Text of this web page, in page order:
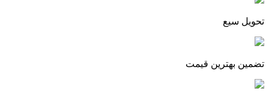
تحویل سیع
تضمین بهترین قیمت